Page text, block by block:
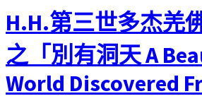
H.H.第三世多杰羌
之「別有洞天 A
World Discovered